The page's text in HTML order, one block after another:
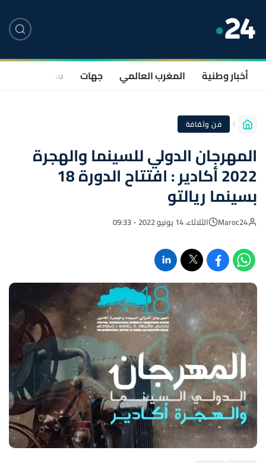
أخبار وطنية المغرب العالمي جهات سياسة
فن وثقافة
المهرجان الدولي للسينما والهجرة
2022 أكادير : افتتاح الدورة 18
بسينما ريالتو
Maroc24 الثلاثاء، 14 يونيو 2022 - 09:33